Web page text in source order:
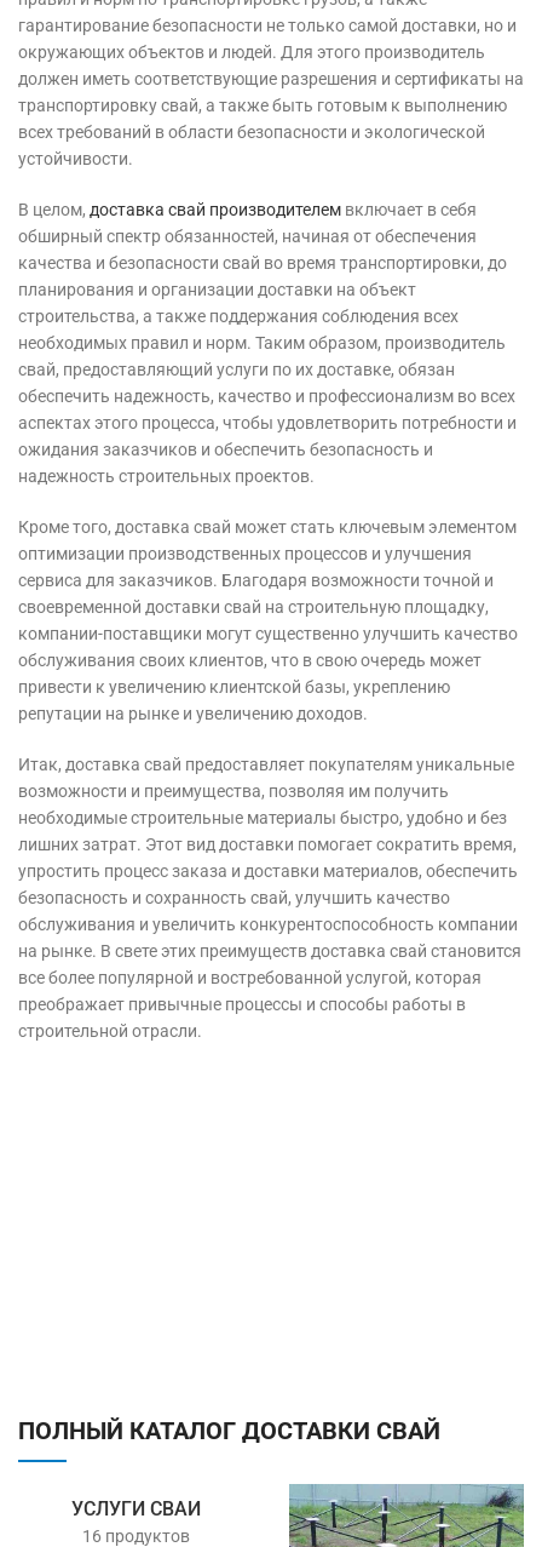
гарантирование безопасности не только самой доставки, но и
окружающих объектов и людей. Для этого производитель
должен иметь соответствующие разрешения и сертификаты на
транспортировку свай, а также быть готовым к выполнению
всех требований в области безопасности и экологической
устойчивости.
В целом, доставка свай производителем включает в себя
обширный спектр обязанностей, начиная от обеспечения
качества и безопасности свай во время транспортировки, до
планирования и организации доставки на объект
строительства, а также поддержания соблюдения всех
необходимых правил и норм. Таким образом, производитель
свай, предоставляющий услуги по их доставке, обязан
обеспечить надежность, качество и профессионализм во всех
аспектах этого процесса, чтобы удовлетворить потребности и
ожидания заказчиков и обеспечить безопасность и
надежность строительных проектов.
Кроме того, доставка свай может стать ключевым элементом
оптимизации производственных процессов и улучшения
сервиса для заказчиков. Благодаря возможности точной и
своевременной доставки свай на строительную площадку,
компании-поставщики могут существенно улучшить качество
обслуживания своих клиентов, что в свою очередь может
привести к увеличению клиентской базы, укреплению
репутации на рынке и увеличению доходов.
Итак, доставка свай предоставляет покупателям уникальные
возможности и преимущества, позволяя им получить
необходимые строительные материалы быстро, удобно и без
лишних затрат. Этот вид доставки помогает сократить время,
упростить процесс заказа и доставки материалов, обеспечить
безопасность и сохранность свай, улучшить качество
обслуживания и увеличить конкурентоспособность компании
на рынке. В свете этих преимуществ доставка свай становится
все более популярной и востребованной услугой, которая
преображает привычные процессы и способы работы в
строительной отрасли.
ПОЛНЫЙ КАТАЛОГ ДОСТАВКИ СВАЙ
УСЛУГИ СВАИ
16 продуктов